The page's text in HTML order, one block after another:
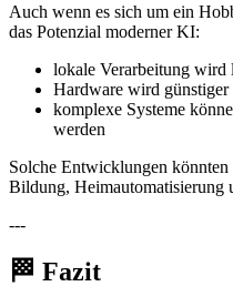
Auch wenn es sich um ein
das Potenzial moderner KI:
lokale Verarbeitung wird
Hardware wird
komplexe Systeme
werden
Solche Entwicklungen
Bildung, Heimautomatisierung
---
🏁 Fazit